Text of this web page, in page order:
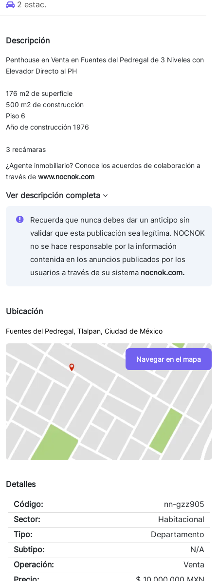
2 estac.
Descripción
Penthouse en Venta en Fuentes del Pedregal de 3 Niveles con
Elevador Directo al PH
176 m2 de superficie
500 m2 de construcción
Piso 6
Año de construcción 1976
3 recámaras
¿Agente inmobiliario? Conoce los acuerdos de colaboración a
través de www.nocnok.com
Ver descripción completa
Recuerda que nunca debes dar un anticipo sin
validar que esta publicación sea legítima. NOCNOK
no se hace responsable por la información
contenida en los anuncios publicados por los
usuarios a través de su sistema nocnok.com.
Ubicación
Fuentes del Pedregal, Tlalpan, Ciudad de México
Navegar en el mapa
Detalles
Código:
nn-gzz905
Sector:
Habitacional
Tipo:
Departamento
Subtipo:
N/A
Operación:
Venta